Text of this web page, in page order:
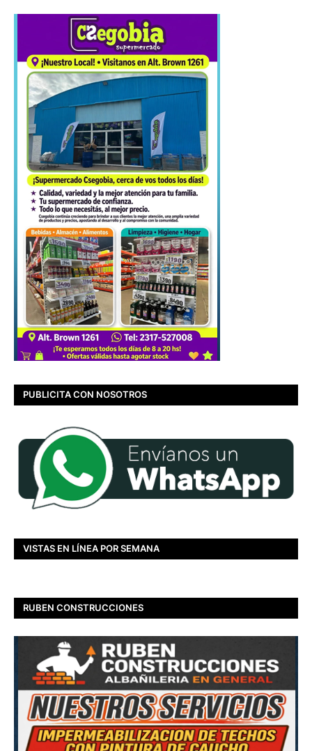
PUBLICITA CON NOSOTROS
VISTAS EN LÍNEA POR SEMANA
RUBEN CONSTRUCCIONES